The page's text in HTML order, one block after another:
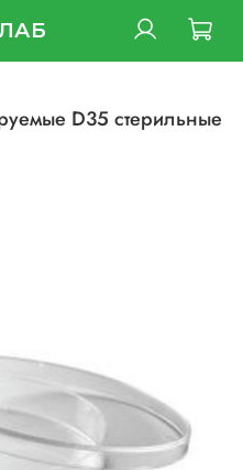
D35 стерильные